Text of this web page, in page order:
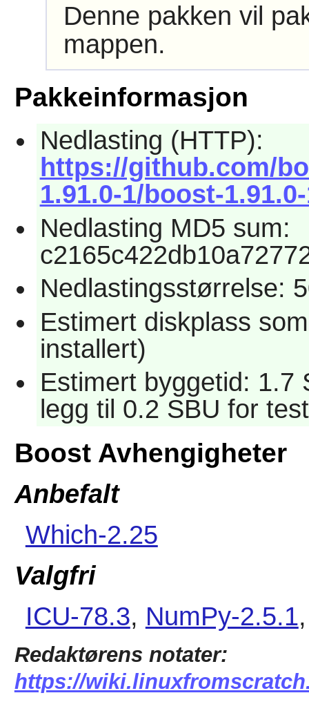
Denne pakken vil
mappen.
Pakkeinformasjon
Nedlasting (HTTP):
https://github.com/
1.91.0-1/boost-
Nedlasting MD5 sum:
Nedlastingsstørrelse:
Estimert diskplass
installert)
Estimert byggetid: 1.7
legg til 0.2 SBU for
Boost Avhengigheter
Anbefalt
Which-2.25
Valgfri
ICU-78.3, NumPy-2.5.1
Redaktørens notater:
https://